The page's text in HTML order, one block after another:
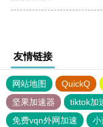
友情链接
网站地图 QuickQ
坚果加速器
tiktok加
免费vqn外网加速
小